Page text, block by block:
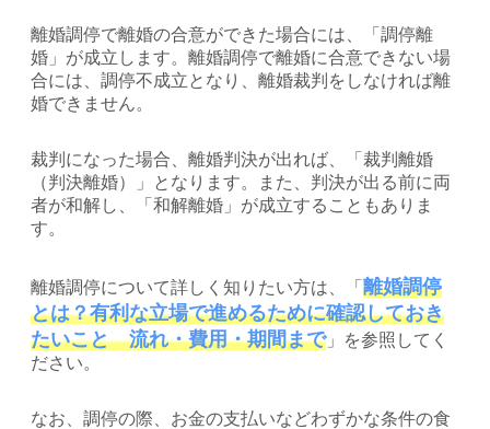
離婚調停で離婚の合意ができた場合には、「調停離
婚」が成立します。離婚調停で離婚に合意できない場
合には、調停不成立となり、離婚裁判をしなければ離
婚できません。
裁判になった場合、離婚判決が出れば、「裁判離婚
（判決離婚）」となります。また、判決が出る前に両
者が和解し、「和解離婚」が成立することもありま
す。
離婚調停について詳しく知りたい方は、「 離婚調停
とは？有利な立場で進めるために確認しておき
たいこと 流れ・費用・期間まで」を参照してく
ださい。
なお、調停の際、お金の支払いなどわずかな条件の食